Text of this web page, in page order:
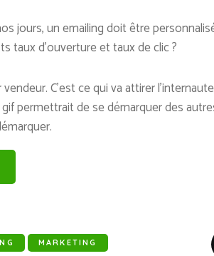
jours, un emailing doit être
taux d’ouverture et taux de clic ?
C’est ce qui va attirer
gif permettrait de se démarquer des
MARKETING